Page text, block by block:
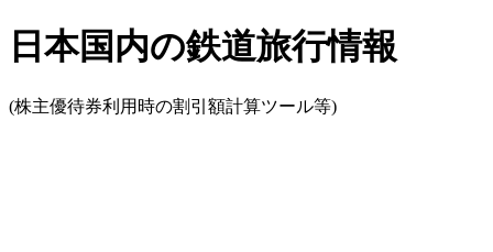
日本国内の鉄道旅行情報
(株主優待券利用時の割引額計算ツール等)